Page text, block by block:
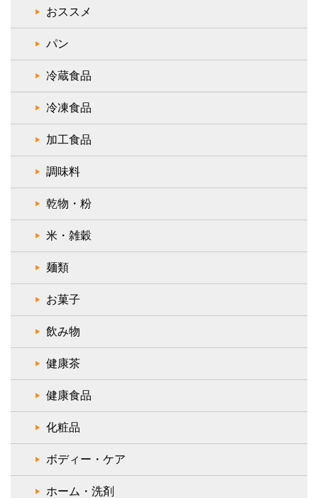
おススメ
パン
冷蔵食品
冷凍食品
加工食品
調味料
乾物・粉
米・雑穀
麺類
お菓子
飲み物
健康茶
健康食品
化粧品
ボディー・ケア
ホーム・洗剤